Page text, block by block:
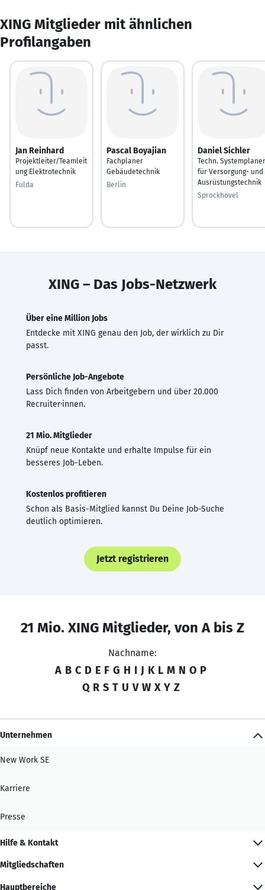
XING Mitglieder mit ähnlichen
Profilangaben
Jan Reinhard
Projektleiter/Teamleit
ung Elektrotechnik
Fulda
Pascal Boyajian
Fachplaner
Gebäudetechnik
Berlin
Daniel Sichler
Techn. Systemplaner
für Versorgung- und
Ausrüstungstechnik
Sprockhövel
XING – Das Jobs-Netzwerk
Über eine Million Jobs
Entdecke mit XING genau den Job, der wirklich zu Dir
passt.
Persönliche Job-Angebote
Lass Dich finden von Arbeitgebern und über 20.000
Recruiter·innen.
21 Mio. Mitglieder
Knüpf neue Kontakte und erhalte Impulse für ein
besseres Job-Leben.
Kostenlos profitieren
Schon als Basis-Mitglied kannst Du Deine Job-Suche
deutlich optimieren.
Jetzt registrieren
21 Mio. XING Mitglieder, von A bis Z
Nachname:
A B C D E F G H I J K L M N O P
Q R S T U V W X Y Z
Unternehmen
New Work SE
Karriere
Presse
Hilfe & Kontakt
Mitgliedschaften
Hauptbereiche